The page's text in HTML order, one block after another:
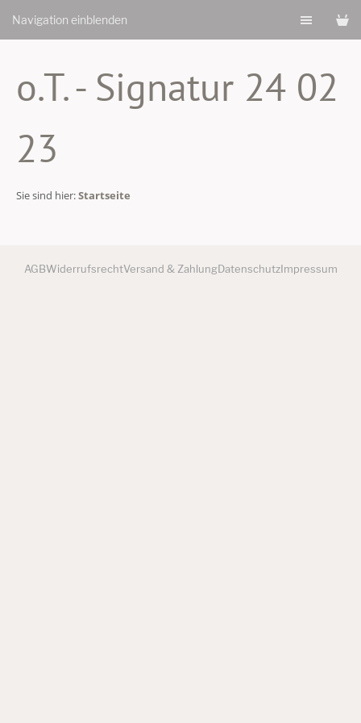
Navigation einblenden
o.T. - Signatur 24 02
23
Sie sind hier:Startseite
AGBWiderrufsrechtVersand & ZahlungDatenschutzImpressum